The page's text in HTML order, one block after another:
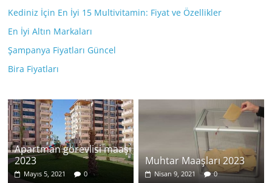
Kediniz İçin En İyi 15 Multivitamin: Fiyat ve Özellikler
En İyi Altın Markaları
Şampanya Fiyatları Güncel
Bira Fiyatları
Apartman görevlisi maaşı
2023
Mayıs 5, 2021 0
Muhtar Maaşları 2023
Nisan 9, 2021 0